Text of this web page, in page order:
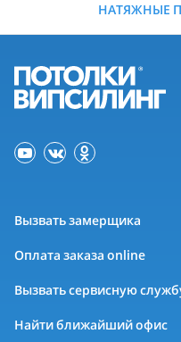
НАТЯЖНЫЕ
Вызвать замерщика
Оплата заказа online
Вызвать сервисную
Найти ближайший офис